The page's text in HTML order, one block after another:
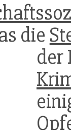
die
der